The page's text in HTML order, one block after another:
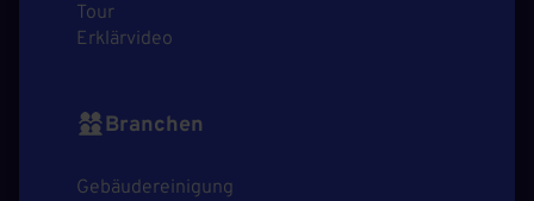
Tour
Erklärvideo
Branchen
Gebäudereinigung